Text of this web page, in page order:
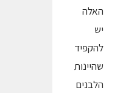
האלה
יש
להקפיד
שהיינות
הלבנים